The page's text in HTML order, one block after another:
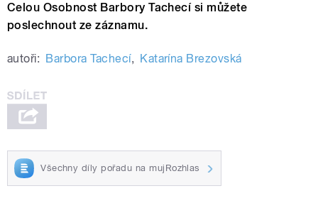
Celou Osobnost Barbory Tachecí si můžete
poslechnout ze záznamu.
autoři: Barbora Tachecí, Katarína Brezovská
Všechny díly pořadu na mujRozhlas